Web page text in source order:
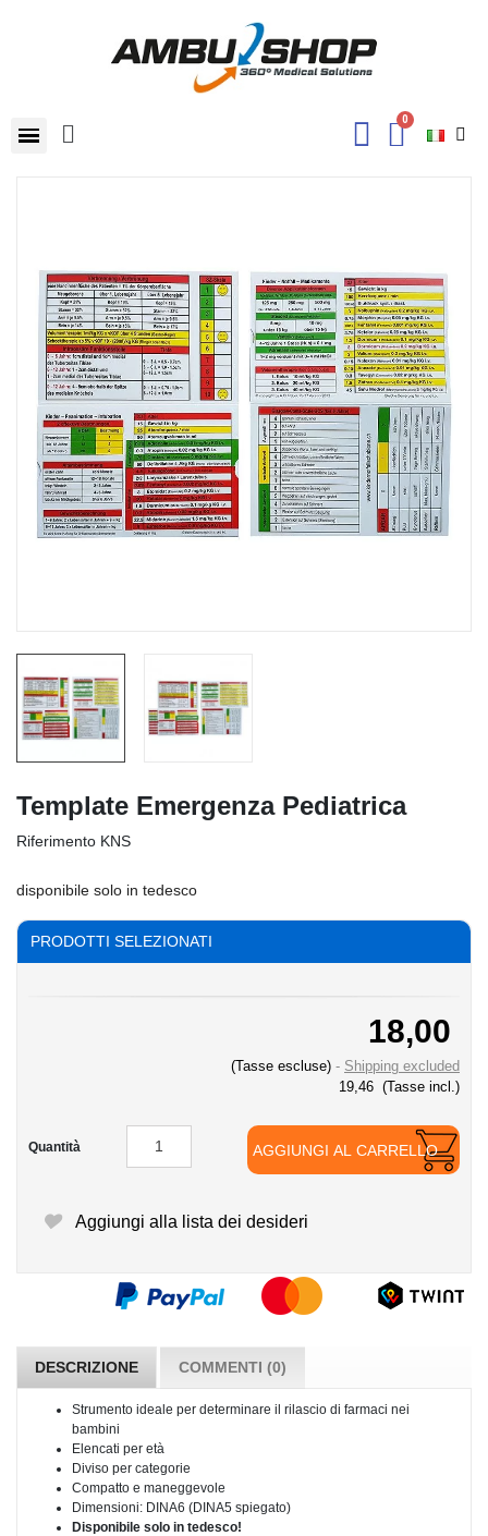
Template Emergenza Pediatrica
Riferimento KNS
disponibile solo in tedesco
PRODOTTI SELEZIONATI
18,00
(Tasse escluse)
Shipping excluded
19,46 (Tasse incl.)
Quantità AGGIUNGI AL CARRELLO
Aggiungi alla lista dei desideri
DESCRIZIONE COMMENTI (0)
Strumento ideale per determinare il rilascio di farmaci nei
bambini
Elencati per età
Diviso per categorie
Compatto e maneggevole
Dimensioni: DINA6 (DINA5 spiegato)
Disponibile solo in tedesco!